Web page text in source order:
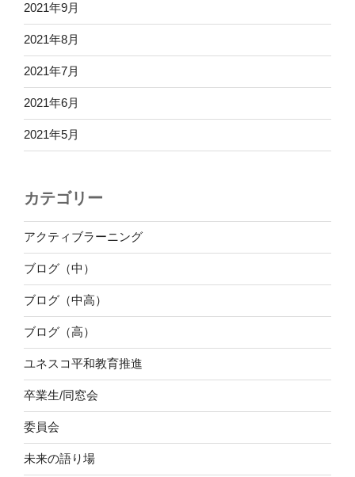
2021年9月
2021年8月
2021年7月
2021年6月
2021年5月
カテゴリー
アクティブラーニング
ブログ（中）
ブログ（中高）
ブログ（高）
ユネスコ平和教育推進
卒業生/同窓会
委員会
未来の語り場